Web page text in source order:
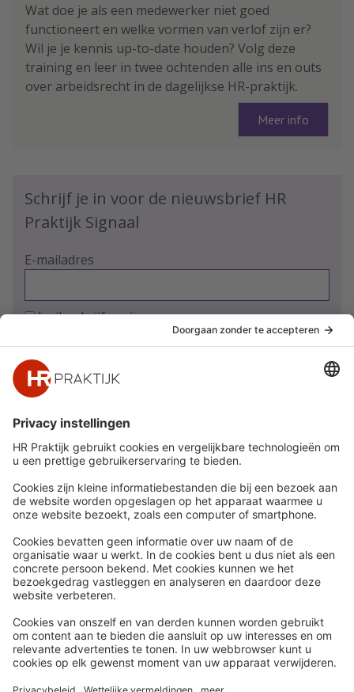
Wat doe je als een medewerker niet goed
functioneert en welke vormen van verlof zijn er?
Wil je je kennis up-to-date houden? Volg deze
training en leer in twee ochtenden alle ins en outs
over arbeidsrecht in de dagelijkse HR-praktijk.
Meer info
Schrijf je in voor de nieuwsbrief HR
Praktijk Signaal
E-mailadres
Ja, ik schrijf me in
Snel naar
Nieuws
Whitepapers
Webinars
Word lid
Contact
Meer
HR Academy
HR Podcast
CHRO
HR Day
Volg Ons